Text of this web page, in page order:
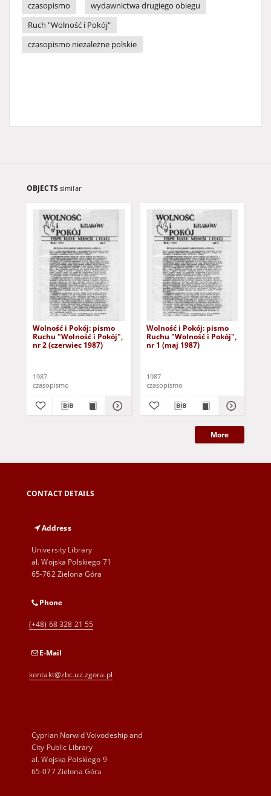
czasopismo
wydawnictwa drugiego obiegu
Ruch "Wolność i Pokój"
czasopismo niezależne polskie
OBJECTS similar
Wolność i Pokój: pismo
Ruchu "Wolność i Pokój",
nr 2 (czerwiec 1987)
1987
czasopismo
Wolność i Pokój: pismo
Ruchu "Wolność i Pokój",
nr 1 (maj 1987)
1987
czasopismo
More
CONTACT DETAILS
Address
University Library
al. Wojska Polskiego 71
65-762 Zielona Góra
Phone
(+48) 68 328 21 55
E-Mail
kontakt@zbc.uz.zgora.pl
Cyprian Norwid Voivodeship and
City Public Library
al. Wojska Polskiego 9
65-077 Zielona Góra